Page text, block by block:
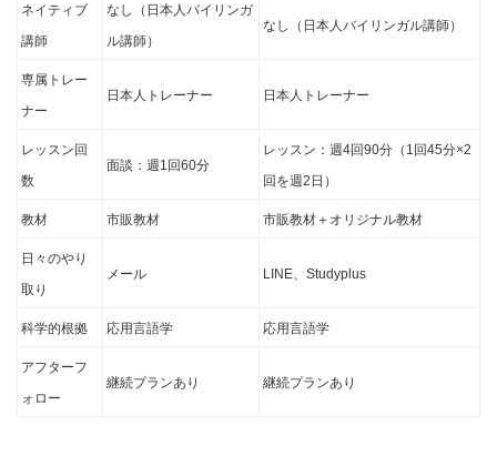
ネイティブ
講師
なし（日本人バイリンガ
ル講師）
なし（日本人バイリンガル講師）
専属トレー
ナー
日本人トレーナー 日本人トレーナー
レッスン回
数
面談：週1回60分
レッスン：週4回90分（1回45分×2
回を週2日）
教材 市販教材 市販教材＋オリジナル教材
日々のやり
取り
メール LINE、Studyplus
科学的根拠 応用言語学 応用言語学
アフターフ
ォロー
継続プランあり 継続プランあり